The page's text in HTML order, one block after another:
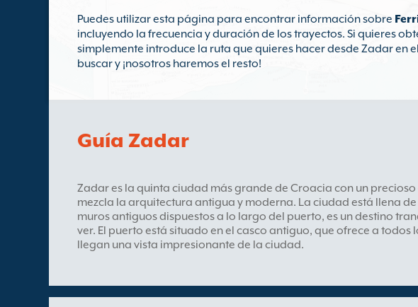
Puedes utilizar esta página para encontrar información sobre
incluyendo la frecuencia y duración de los trayectos. Si quieres
simplemente introduce la ruta que quieres hacer desde Zadar en
buscar y ¡nosotros haremos el resto!
Guía Zadar
Zadar es la quinta ciudad más grande de Croacia con un
mezcla la arquitectura antigua y moderna. La ciudad está llena
muros antiguos dispuestos a lo largo del puerto, es un destino
ver. El puerto está situado en el casco antiguo, que ofrece a todos
llegan una vista impresionante de la ciudad.